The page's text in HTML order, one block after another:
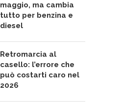
maggio, ma cambia
tutto per benzina e
diesel
Retromarcia al
casello: l’errore che
può costarti caro nel
2026